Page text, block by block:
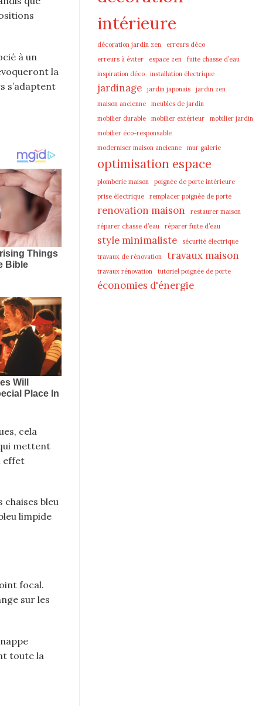
à un
la
s’adaptent
cela
mettent
effet
bleu
limpide
focal.
sur les
toute la
intérieure
décoration jardin zen
erreurs déco
erreurs à éviter
espace zen
fuite chasse d’eau
inspiration déco
installation électrique
jardinage jardin japonais
jardin zen
maison ancienne
meubles de jardin
mobilier durable
mobilier extérieur
mobilier jardin
mobilier éco-responsable
moderniser maison ancienne
mur galerie
optimisation espace
plomberie maison
poignée de porte intérieure
prise électrique
remplacer poignée de porte
renovation maison
restaurer maison
réparer chasse d’eau
réparer fuite d’eau
style minimaliste
sécurité électrique
travaux de rénovation
travaux maison
travaux rénovation tutoriel poignée de porte
économies d'énergie